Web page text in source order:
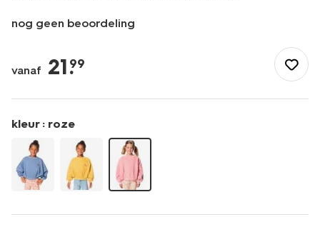
nog geen beoordeling
sweatstof-
bloemen-
30829504PINK.html
vanaf 21.
99
kleur : roze